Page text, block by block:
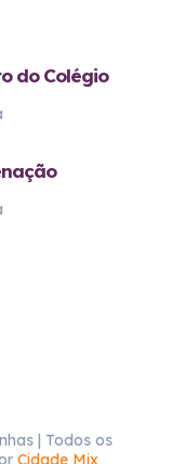
do Colégio
| Todos os
Cidade Mix